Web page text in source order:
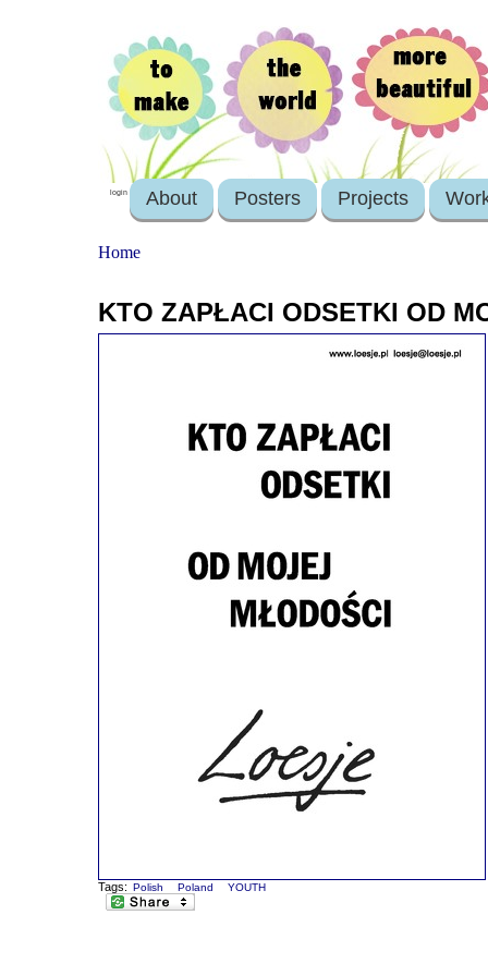
login About Posters Projects
Home
KTO ZAPŁACI ODSETKI OD
Tags: Polish Poland YOUTH